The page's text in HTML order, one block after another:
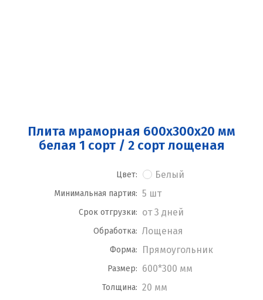
Плита мраморная 600x300x20 мм
белая 1 сорт / 2 сорт лощеная
Цвет: Белый
Минимальная партия: 5 шт
Срок отгрузки: от 3 дней
Обработка: Лощеная
Форма: Прямоугольник
Размер: 600*300 мм
Толщина: 20 мм